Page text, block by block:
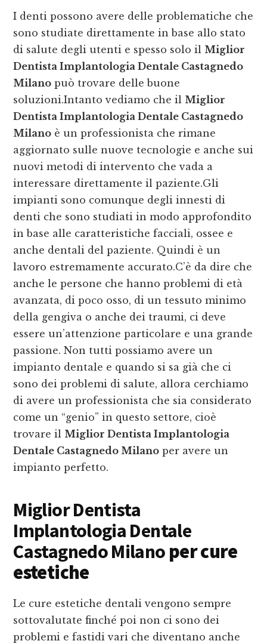
I denti possono avere delle problematiche che
sono studiate direttamente in base allo stato
di salute degli utenti e spesso solo il Miglior
Dentista Implantologia Dentale Castagnedo
Milano può trovare delle buone
soluzioni.Intanto vediamo che il Miglior
Dentista Implantologia Dentale Castagnedo
Milano è un professionista che rimane
aggiornato sulle nuove tecnologie e anche sui
nuovi metodi di intervento che vada a
interessare direttamente il paziente.Gli
impianti sono comunque degli innesti di
denti che sono studiati in modo approfondito
in base alle caratteristiche facciali, ossee e
anche dentali del paziente. Quindi è un
lavoro estremamente accurato.C’è da dire che
anche le persone che hanno problemi di età
avanzata, di poco osso, di un tessuto minimo
della gengiva o anche dei traumi, ci deve
essere un’attenzione particolare e una grande
passione. Non tutti possiamo avere un
impianto dentale e quando si sa già che ci
sono dei problemi di salute, allora cerchiamo
di avere un professionista che sia considerato
come un “genio” in questo settore, cioè
trovare il Miglior Dentista Implantologia
Dentale Castagnedo Milano per avere un
impianto perfetto.
Miglior Dentista
Implantologia Dentale
Castagnedo Milano per cure
estetiche
Le cure estetiche dentali vengono sempre
sottovalutate finché poi non ci sono dei
problemi e fastidi vari che diventano anche